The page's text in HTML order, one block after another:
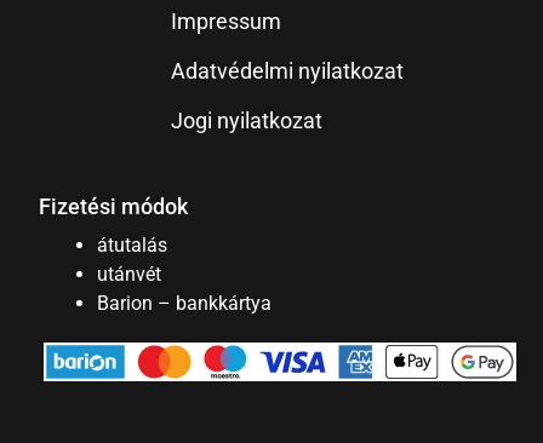
Impressum
Adatvédelmi nyilatkozat
Jogi nyilatkozat
Fizetési módok
átutalás
utánvét
Barion – bankkártya